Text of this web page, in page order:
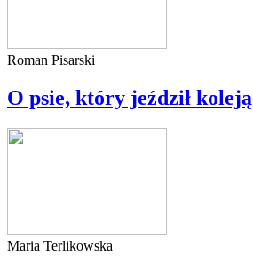
Roman Pisarski
O psie, który jeździł koleją
Maria Terlikowska